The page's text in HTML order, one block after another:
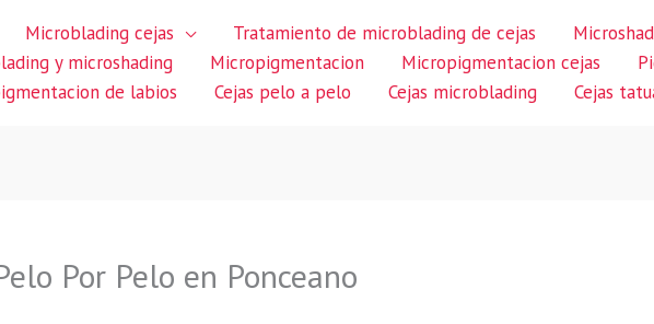
Microblading cejas Tratamiento de microblading de cejas
y microshading
Micropigmentacion Micropigmentacion cejas
de labios
Cejas pelo a pelo Cejas microblading Cejas
Por Pelo en Ponceano